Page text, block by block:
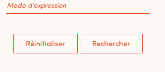
Réinitialiser Rechercher